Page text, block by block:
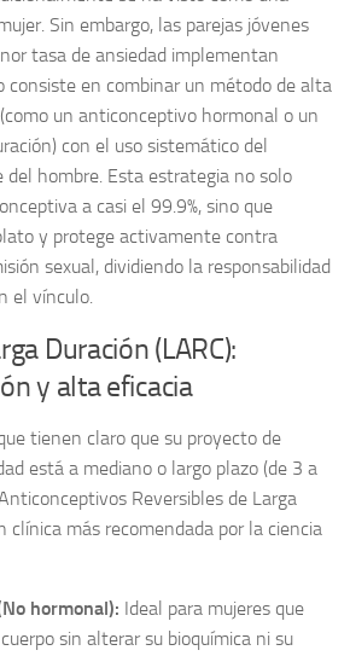
Sin embargo, las parejas jóvenes
tasa de ansiedad implementan
consiste en combinar un método de alta
un anticonceptivo hormonal o un
con el uso sistemático del
del hombre. Esta estrategia no solo
a casi el 99.9%, sino que
y protege activamente contra
sexual, dividiendo la responsabilidad
el vínculo.
Duración (LARC):
y alta eficacia
tienen claro que su proyecto de
está a mediano o largo plazo (de 3 a
Reversibles de Larga
clínica más recomendada por la ciencia
hormonal): Ideal para mujeres que
sin alterar su bioquímica ni su